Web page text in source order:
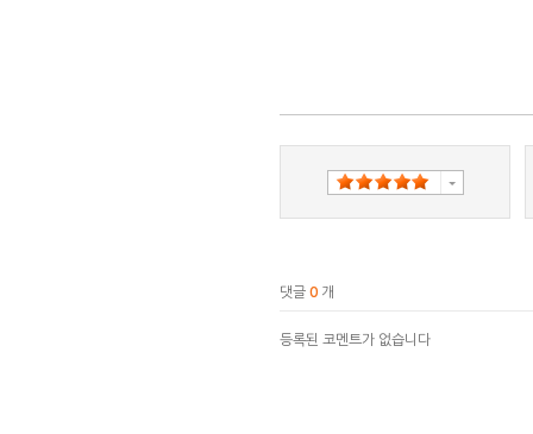
댓글 0 개
등록된 코멘트가 없습니다